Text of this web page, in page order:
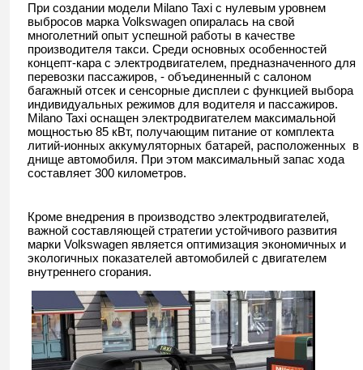
При создании модели Milano Taxi с нулевым уровнем
выбросов марка Volkswagen опиралась на свой
многолетний опыт успешной работы в качестве
производителя такси. Среди основных особенностей
концепт-кара с электродвигателем, предназначенного для
перевозки пассажиров, - объединенный с салоном
багажный отсек и сенсорные дисплеи с функцией выбора
индивидуальных режимов для водителя и пассажиров.
Milano Taxi оснащен электродвигателем максимальной
мощностью 85 кВт, получающим питание от комплекта
литий-ионных аккумуляторных батарей, расположенных в
днище автомобиля. При этом максимальный запас хода
составляет 300 километров.
Кроме внедрения в производство электродвигателей,
важной составляющей стратегии устойчивого развития
марки Volkswagen является оптимизация экономичных и
экологичных показателей автомобилей с двигателем
внутреннего сгорания.